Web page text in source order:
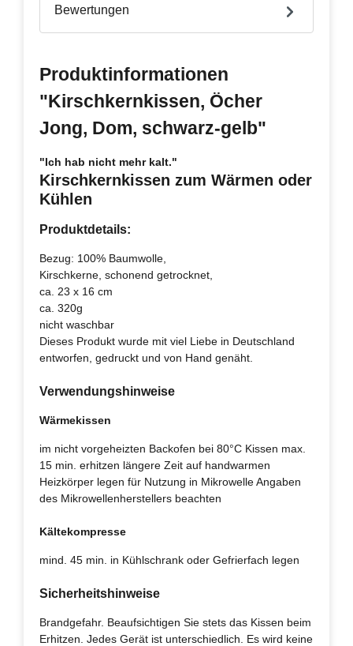
Bewertungen
Produktinformationen
"Kirschkernkissen, Öcher
Jong, Dom, schwarz-gelb"
"Ich hab nicht mehr kalt."
Kirschkernkissen zum Wärmen oder
Kühlen
Produktdetails:
Bezug: 100% Baumwolle,
Kirschkerne, schonend getrocknet,
ca. 23 x 16 cm
ca. 320g
nicht waschbar
Dieses Produkt wurde mit viel Liebe in Deutschland
entworfen, gedruckt und von Hand genäht.
Verwendungshinweise
Wärmekissen
im nicht vorgeheizten Backofen bei 80°C Kissen max.
15 min. erhitzen längere Zeit auf handwarmen
Heizkörper legen für Nutzung in Mikrowelle Angaben
des Mikrowellenherstellers beachten
Kältekompresse
mind. 45 min. in Kühlschrank oder Gefrierfach legen
Sicherheitshinweise
Brandgefahr. Beaufsichtigen Sie stets das Kissen beim
Erhitzen. Jedes Gerät ist unterschiedlich. Es wird keine